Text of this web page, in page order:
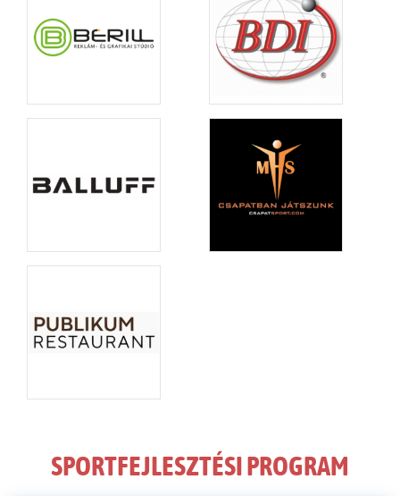
SPORTFEJLESZTÉSI PROGRAM